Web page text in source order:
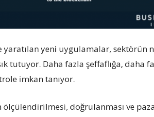
yaratılan yeni uygulamalar, sektörün
tutuyor. Daha fazla şeffaflığa, daha
imkan tanıyor.
ölçülendirilmesi, doğrulanması ve